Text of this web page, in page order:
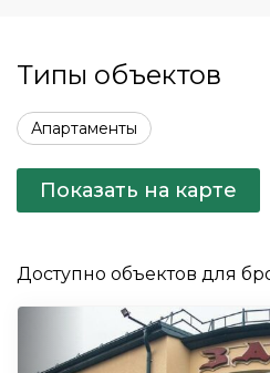
Типы объектов
Апартаменты
Показать на карте
Доступно объектов для